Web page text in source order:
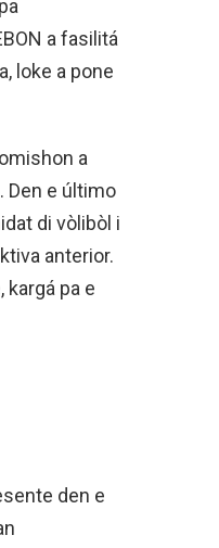
a fasilitá
loke a pone
a
Den e último
di vòlibòl i
anterior.
pa e
den e